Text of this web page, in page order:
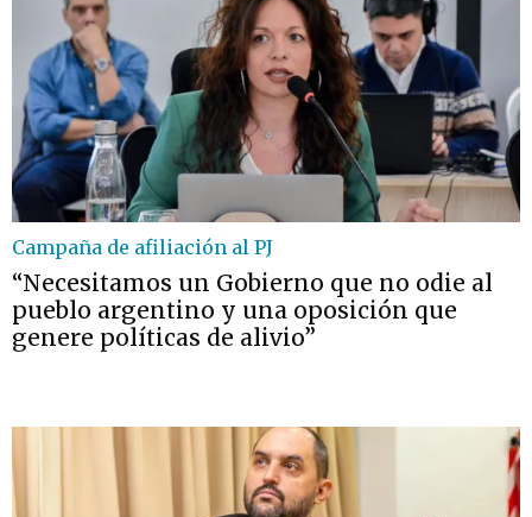
Campaña de afiliación al PJ
“Necesitamos un Gobierno que no odie al
pueblo argentino y una oposición que
genere políticas de alivio”